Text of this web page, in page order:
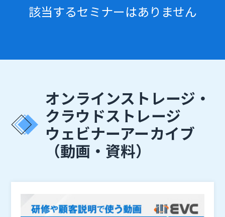
該当するセミナーはありません
オンラインストレージ・
クラウドストレージ
ウェビナーアーカイブ
（動画・資料）